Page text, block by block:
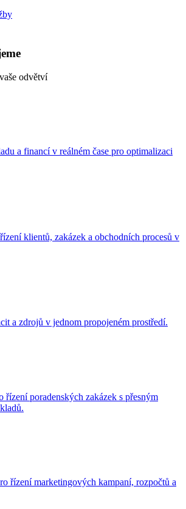
odvětví
a financí v reálném čase pro optimalizaci
klientů, zakázek a obchodních procesů v
a zdrojů v jednom propojeném prostředí.
řízení poradenských zakázek s přesným
řízení marketingových kampaní, rozpočtů a